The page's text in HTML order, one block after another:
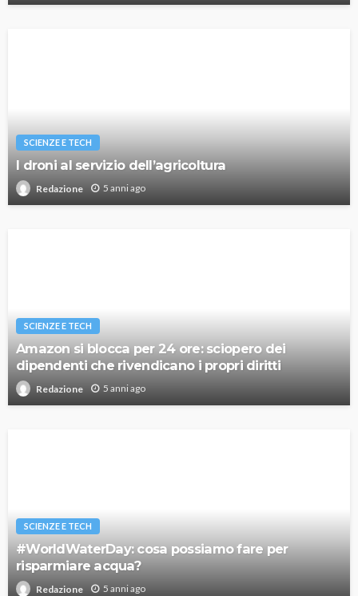
SCIENZE E TECH
I droni al servizio dell’agricoltura
Redazione 5 anni ago
SCIENZE E TECH
Amazon si blocca per 24 ore: sciopero dei
dipendenti che rivendicano i propri diritti
Redazione 5 anni ago
SCIENZE E TECH
#WorldWaterDay: cosa possiamo fare per
risparmiare acqua?
Redazione 5 anni ago